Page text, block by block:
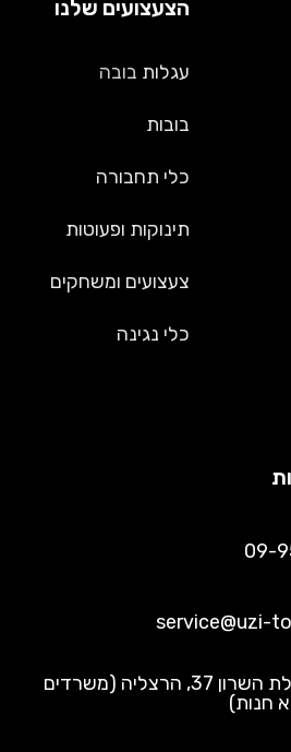
הצעצועים שלנו
עגלות בובה
בובות
כלי תחבורה
תינוקות ופעוטות
צעצועים ומשחקים
כלי נגינה
09-
service@uzi-
רח' חבצלת השרון 37, הרצליה (משרדים
חנות)